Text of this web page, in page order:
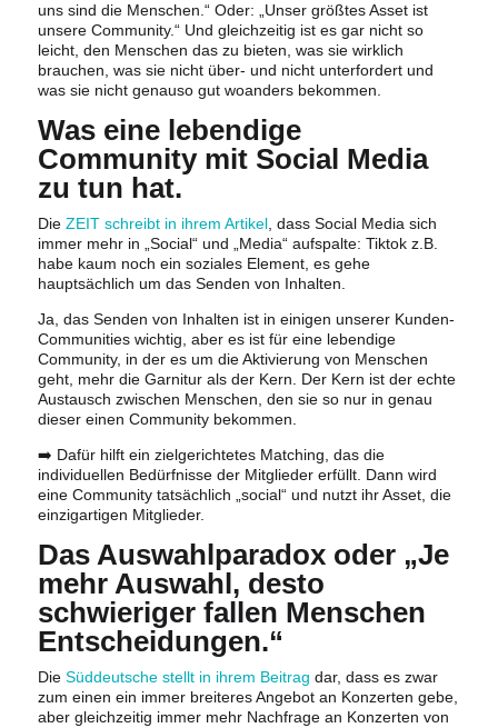
uns sind die Menschen.“ Oder: „Unser größtes Asset ist
unsere Community.“ Und gleichzeitig ist es gar nicht so
leicht, den Menschen das zu bieten, was sie wirklich
brauchen, was sie nicht über- und nicht unterfordert und
was sie nicht genauso gut woanders bekommen.
Was eine lebendige
Community mit Social Media
zu tun hat.
Die ZEIT schreibt in ihrem Artikel, dass Social Media sich
immer mehr in „Social“ und „Media“ aufspalte: Tiktok z.B.
habe kaum noch ein soziales Element, es gehe
hauptsächlich um das Senden von Inhalten.
Ja, das Senden von Inhalten ist in einigen unserer Kunden-
Communities wichtig, aber es ist für eine lebendige
Community, in der es um die Aktivierung von Menschen
geht, mehr die Garnitur als der Kern. Der Kern ist der echte
Austausch zwischen Menschen, den sie so nur in genau
dieser einen Community bekommen.
➡️ Dafür hilft ein zielgerichtetes Matching, das die
individuellen Bedürfnisse der Mitglieder erfüllt. Dann wird
eine Community tatsächlich „social“ und nutzt ihr Asset, die
einzigartigen Mitglieder.
Das Auswahlparadox oder „Je
mehr Auswahl, desto
schwieriger fallen Menschen
Entscheidungen.“
Die Süddeutsche stellt in ihrem Beitrag dar, dass es zwar
zum einen ein immer breiteres Angebot an Konzerten gebe,
aber gleichzeitig immer mehr Nachfrage an Konzerten von